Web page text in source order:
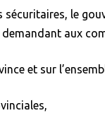
sécuritaires, le
aux
et sur